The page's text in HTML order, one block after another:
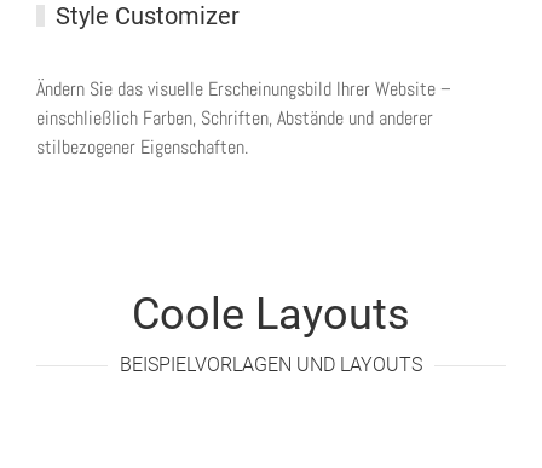
Style Customizer
Ändern Sie das visuelle Erscheinungsbild Ihrer Website –
einschließlich Farben, Schriften, Abstände und anderer
stilbezogener Eigenschaften.
Coole Layouts
BEISPIELVORLAGEN UND LAYOUTS